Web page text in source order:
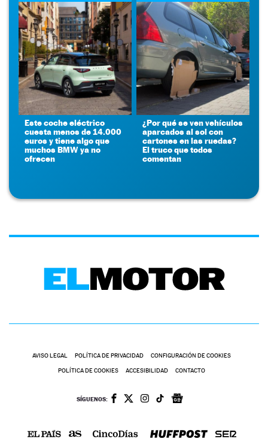
Este coche eléctrico
cuesta menos de 14.000
euros y tiene algo que
muchos BMW ya no
ofrecen
¿Por qué se ven vehículos
aparcados al sol con
cartones en las ruedas?
El truco que todos
comentan
AVISO LEGAL POLÍTICA DE PRIVACIDAD CONFIGURACIÓN DE COOKIES
POLÍTICA DE COOKIES ACCESIBILIDAD CONTACTO
SÍGUENOS: